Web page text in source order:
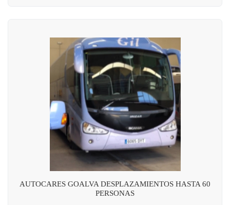
AUTOCARES GOALVA DESPLAZAMIENTOS HASTA 60
PERSONAS